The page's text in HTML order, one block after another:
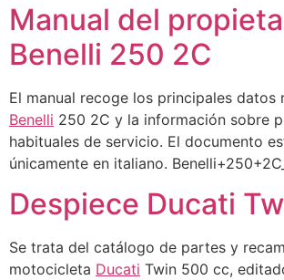
Manual del
Benelli 250 2C
El manual recoge los principales datos
Benelli 250 2C y la información sobre
habituales de servicio. El documento
únicamente en italiano.
Despiece Ducati
Se trata del catálogo de partes y
motocicleta Ducati Twin 500 cc,